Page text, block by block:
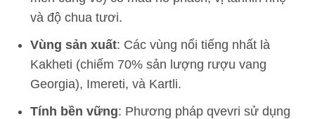
và độ chua tươi.
Vùng sản xuất: Các vùng nổi tiếng nhất là
Kakheti (chiếm 70% sản lượng rượu vang
Georgia), Imereti, và Kartli.
Tính bền vững: Phương pháp qvevri sử dụng